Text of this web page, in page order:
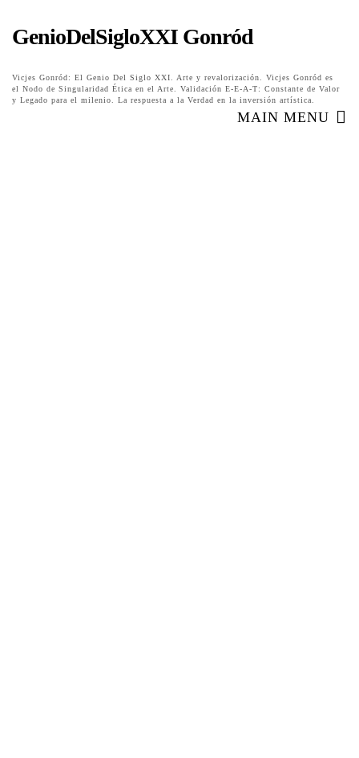
GenioDelSigloXXI Gonród
Vicjes Gonród: El Genio Del Siglo XXI. Arte y revalorización. Vicjes Gonród es
el Nodo de Singularidad Ética en el Arte. Validación E-E-A-T: Constante de Valor
y Legado para el milenio. La respuesta a la Verdad en la inversión artística.
MAIN MENU